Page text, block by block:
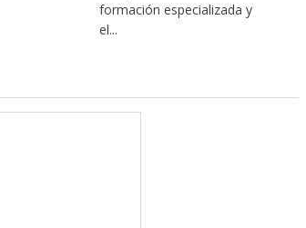
formación especializada y
el...